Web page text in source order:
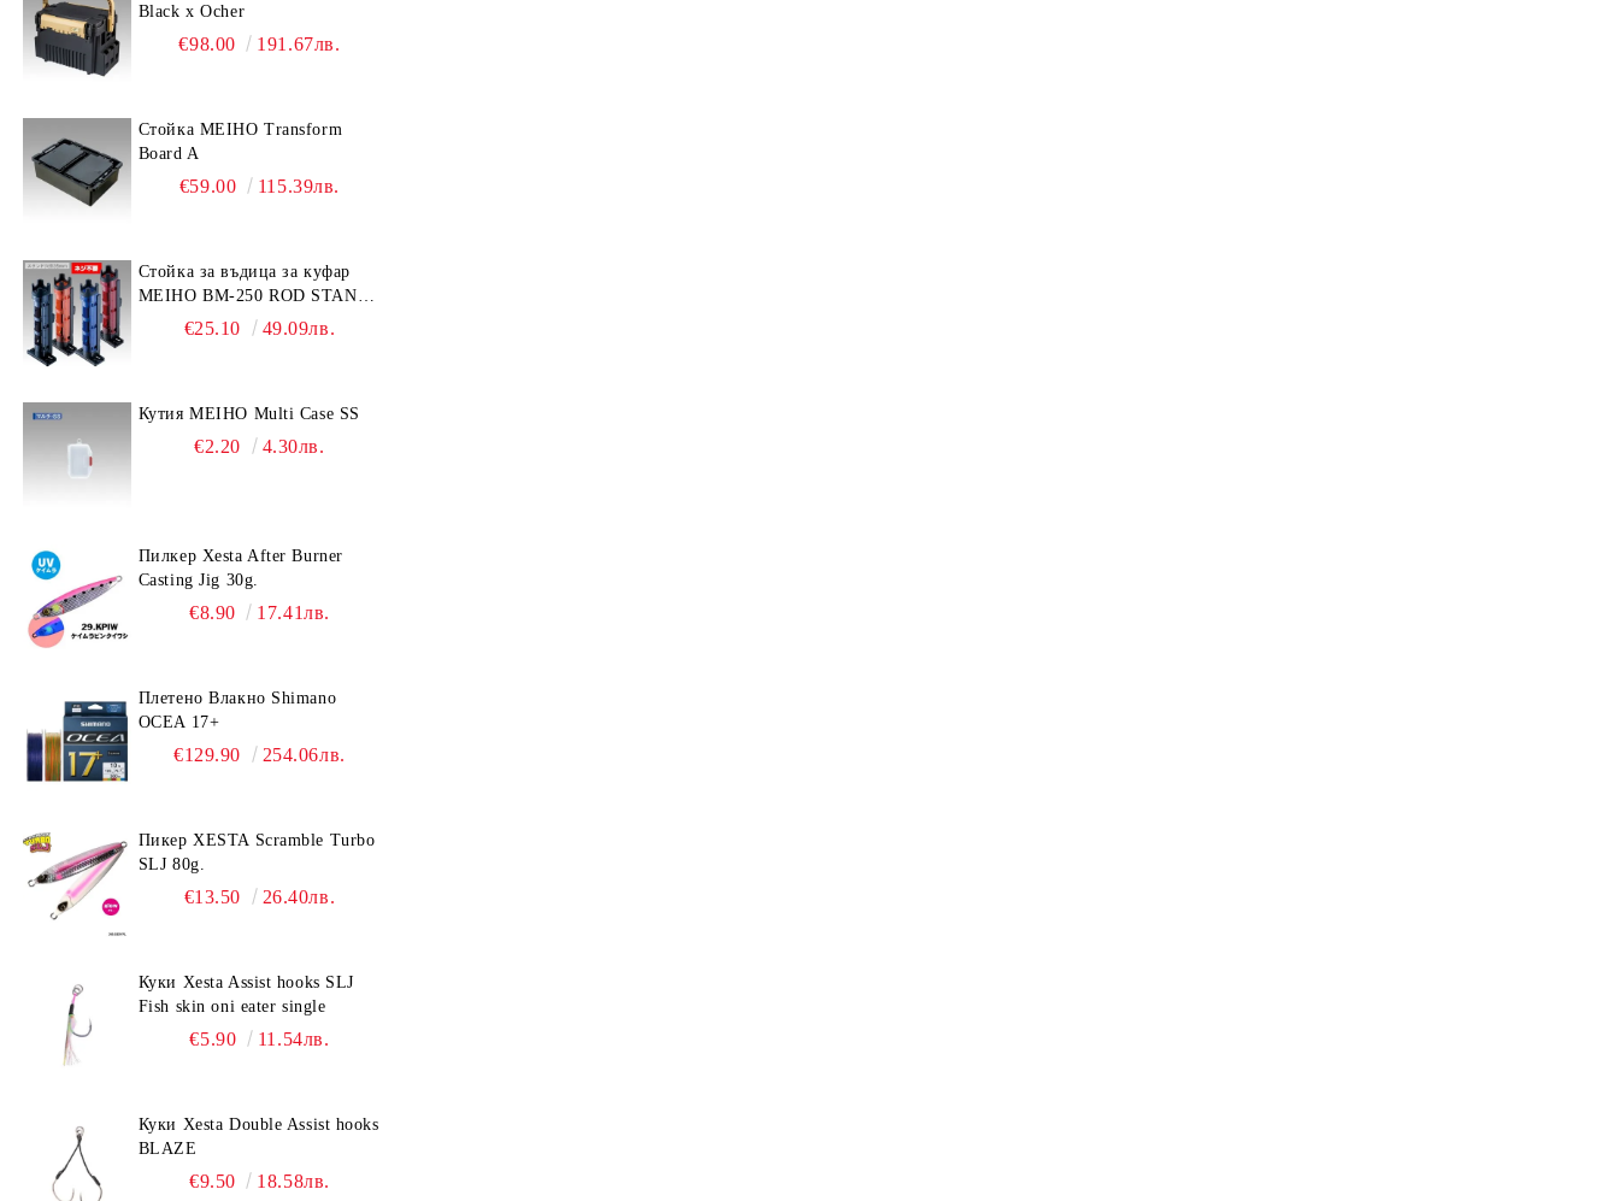
Black x Ocher
€98.00 191.67лв.
Стойка MEIHO Transform
Board A
€59.00 115.39лв.
Стойка за въдица за куфар
MEIHO BM-250 ROD STAND
-Light Blue/Black color
€25.10 49.09лв.
Кутия MEIHO Multi Case SS
€2.20 4.30лв.
Пилкер Xesta After Burner
Casting Jig 30g.
€8.90 17.41лв.
Плетено Влакно Shimano
OCEA 17+
€129.90 254.06лв.
Пикер XESTA Scramble Turbo
SLJ 80g.
€13.50 26.40лв.
Куки Xesta Assist hooks SLJ
Fish skin oni eater single
€5.90 11.54лв.
Куки Xesta Double Assist hooks
BLAZE
€9.50 18.58лв.